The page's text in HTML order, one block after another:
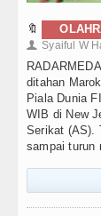
🔖
👤 Syaiful W
ditahan
Piala Dunia
WIB di New
Serikat (AS).
sampai turun